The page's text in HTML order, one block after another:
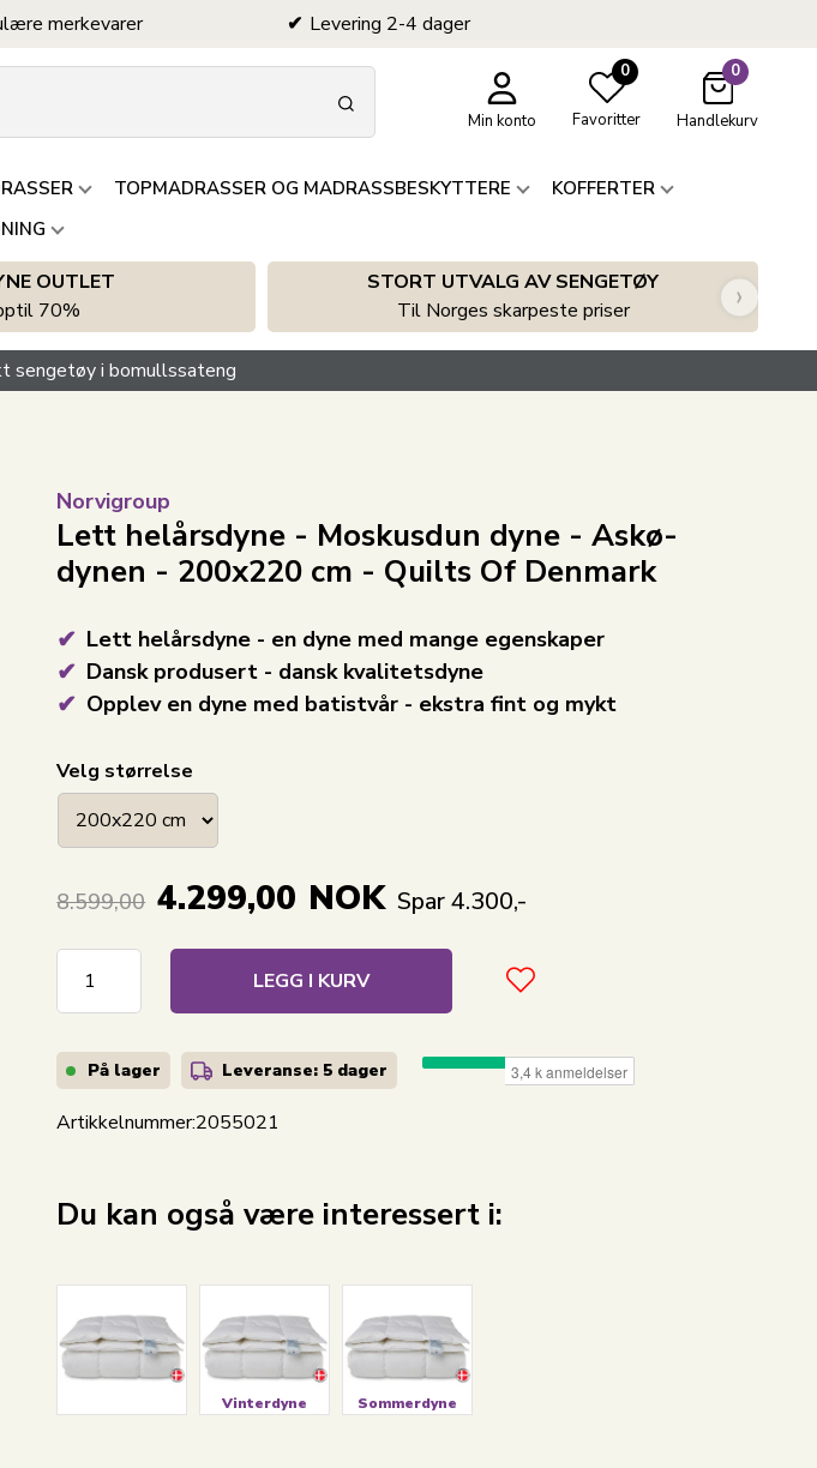
merkevarer Levering 2-4 dager
Min konto
0
Favoritter
0
Handlekurv
TOPMADRASSER OG MADRASSBESKYTTERE
KOFFERTER
OUTLET
70%
STORT UTVALG AV SENGETØY
Til Norges skarpeste priser
›
sengetøy i bomullssateng
Norvigroup
Lett helårsdyne - Moskusdun dyne - Askø-
dynen - 200x220 cm - Quilts Of Denmark
Lett helårsdyne - en dyne med mange egenskaper
Dansk produsert - dansk kvalitetsdyne
Opplev en dyne med batistvår - ekstra fint og mykt
Velg størrelse
8.599,00 4.299,00 NOK Spar 4.300,-
LEGG I KURV
På lager Leveranse: 5 dager
Artikkelnummer:2055021
Du kan også være interessert i:
Vinterdyne Sommerdyne